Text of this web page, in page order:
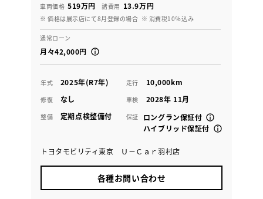
車両価格 519万円 諸費用 13.9万円
※ 価格は展示店にて8月登録の場合 ※ 消費税10％込み
通常ローン
月々42,000円
年式 2025年(R7年) 走行 10,000km
修復 なし 車検 2028年 11月
整備 定期点検整備付 保証
ロングラン保証付
ハイブリッド保証付
トヨタモビリティ東京 Ｕ－Ｃａｒ羽村店
各種お問い合わせ